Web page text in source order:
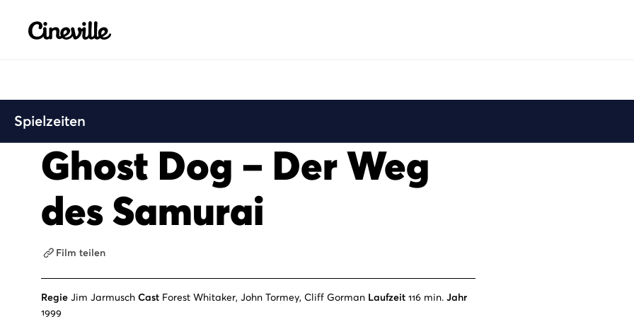
Cineville Logo
Spielzeiten
Ghost Dog – Der Weg
des Samurai
Film teilen
Regie Jim Jarmusch Cast Forest Whitaker, John Tormey, Cliff Gorman Laufzeit 116 min. Jahr
1999